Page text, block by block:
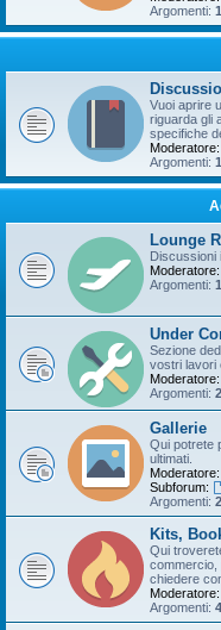
Argomenti:
Vuoi aprire
riguarda gli
specifiche
Moderatore:
Argomenti:
Lounge
Discussioni
Moderatore:
Argomenti:
Under
Sezione
vostri lavori
Moderatore:
Argomenti:
Gallerie
Qui potrete
ultimati.
Moderatore:
Subforum:
Argomenti:
Kits,
Qui
commercio,
chiedere
Moderatore:
Argomenti: